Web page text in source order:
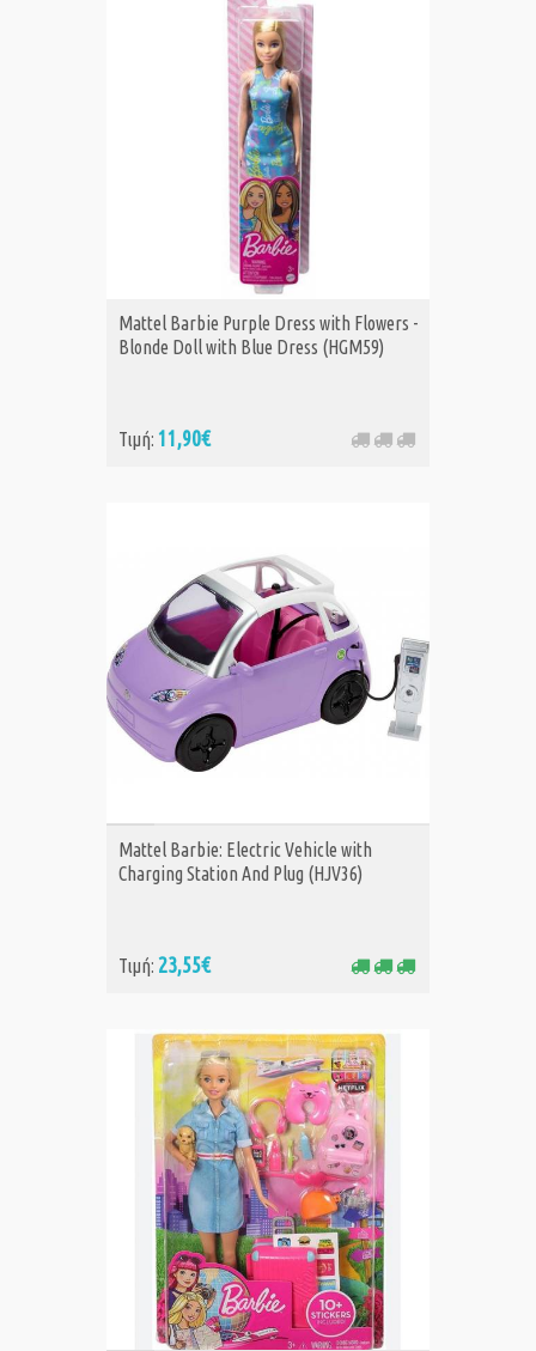
Mattel Barbie Purple Dress with Flowers -
Blonde Doll with Blue Dress (HGM59)
Τιμή: 11,90€
ΑΓΟΡΑ
Mattel Barbie: Electric Vehicle with
Charging Station And Plug (HJV36)
Τιμή: 23,55€